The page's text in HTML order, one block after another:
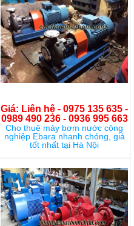
Giá: Liên hệ - 0975 135 635 -
0989 490 236 - 0936 995 663
Cho thuê máy bơm nước công
nghiệp Ebara nhanh chóng, giá
tốt nhất tại Hà Nội